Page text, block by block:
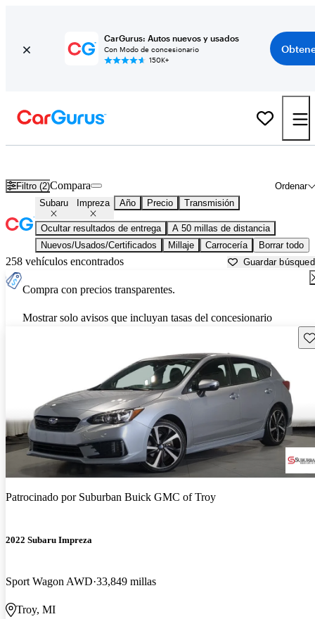
CarGurus: Autos nuevos y usados
Con Modo de concesionario
150K+
Filtro (2) Ordenar
Compara
Subaru Impreza Año Precio Transmisión
Ocultar resultados de entrega
A 50 millas de distancia
Nuevos/Usados/Certificados
Millaje Carrocería Borrar todo
258 vehículos encontrados Guardar
Compra con precios transparentes.
Mostrar solo avisos que incluyan tasas del concesionario
Patrocinado por Suburban Buick GMC of Troy
2022 Subaru Impreza
Sport Wagon AWD 33,849 millas
Troy, MI